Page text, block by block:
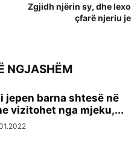
Zgjidh njërin sy, dhe lexo
çfarë njeriu je
NGJASHËM
jepen barna shtesë në
vizitohet nga mjeku,...